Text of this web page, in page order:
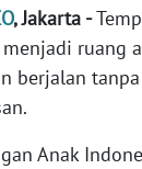
, Jakarta -
ruang
berjalan
Anak